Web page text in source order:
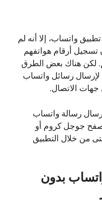
واتساب، إلا أنه لم
تسجيل أرقام هواتفهم
لكن هناك بعض الطرق
لإرسال رسائل واتساب
الاتصال.
رسالة واتساب
جوجل كروم أو
من خلال التطبيق
بدون